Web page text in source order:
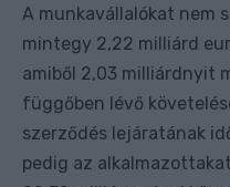
A munkavállalókat nem
mintegy 2,22 milliárd
amiből 2,03 milliárdnyit
függőben lévő
szerződés lejáratának
pedig az